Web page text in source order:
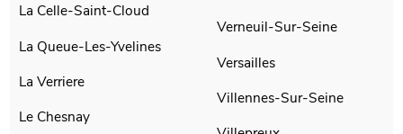
La Celle-Saint-Cloud
La Queue-Les-Yvelines
La Verriere
Le Chesnay
Verneuil-Sur-Seine
Versailles
Villennes-Sur-Seine